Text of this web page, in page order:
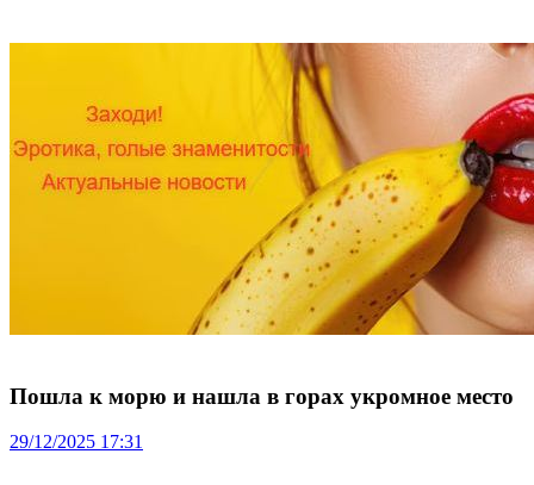
Пошла к морю и нашла в горах укромное место
29/12/2025 17:31